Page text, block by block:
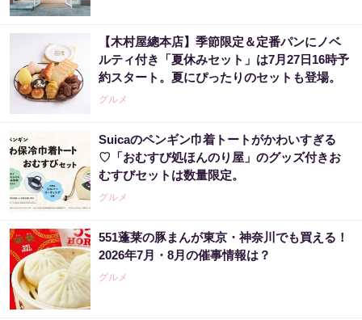
【木村屋總本店】季節限定＆定番パンにノベ
ルティ付き「夏休みセット」は7月27日16時予
約スタート。夏にぴったりのセットも登場。
グルメ
Suicaのペンギン巾着トートがかわいすぎる
♡「おむすび処ほんのり屋」のグッズ付きお
むすびセットは数量限定。
グルメ
551蓬莱の豚まんが東京・神奈川でも買える！
2026年7月・8月の催事情報は？
グルメ